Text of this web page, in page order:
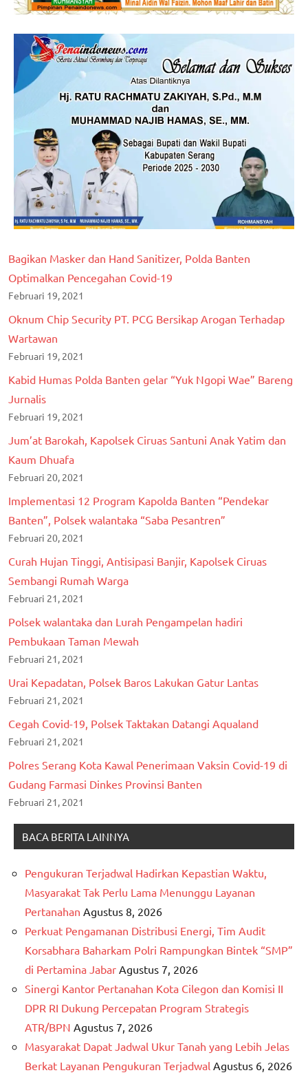
Bagikan Masker dan Hand Sanitizer, Polda Banten
Optimalkan Pencegahan Covid-19
Februari 19, 2021
Oknum Chip Security PT. PCG Bersikap Arogan Terhadap
Wartawan
Februari 19, 2021
Kabid Humas Polda Banten gelar “Yuk Ngopi Wae” Bareng
Jurnalis
Februari 19, 2021
Jum’at Barokah, Kapolsek Ciruas Santuni Anak Yatim dan
Kaum Dhuafa
Februari 20, 2021
Implementasi 12 Program Kapolda Banten “Pendekar
Banten”, Polsek walantaka “Saba Pesantren”
Februari 20, 2021
Curah Hujan Tinggi, Antisipasi Banjir, Kapolsek Ciruas
Sembangi Rumah Warga
Februari 21, 2021
Polsek walantaka dan Lurah Pengampelan hadiri
Pembukaan Taman Mewah
Februari 21, 2021
Urai Kepadatan, Polsek Baros Lakukan Gatur Lantas
Februari 21, 2021
Cegah Covid-19, Polsek Taktakan Datangi Aqualand
Februari 21, 2021
Polres Serang Kota Kawal Penerimaan Vaksin Covid-19 di
Gudang Farmasi Dinkes Provinsi Banten
Februari 21, 2021
BACA BERITA LAINNYA
Pengukuran Terjadwal Hadirkan Kepastian Waktu,
Masyarakat Tak Perlu Lama Menunggu Layanan
Pertanahan Agustus 8, 2026
Perkuat Pengamanan Distribusi Energi, Tim Audit
Korsabhara Baharkam Polri Rampungkan Bintek “SMP”
di Pertamina Jabar Agustus 7, 2026
Sinergi Kantor Pertanahan Kota Cilegon dan Komisi II
DPR RI Dukung Percepatan Program Strategis
ATR/BPN Agustus 7, 2026
Masyarakat Dapat Jadwal Ukur Tanah yang Lebih Jelas
Berkat Layanan Pengukuran Terjadwal Agustus 6, 2026